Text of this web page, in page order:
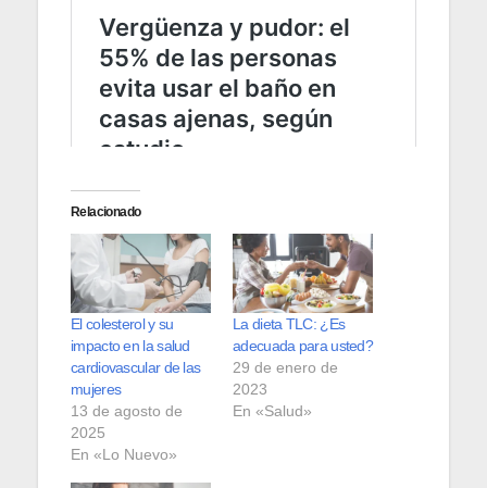
Relacionado
El colesterol y su
impacto en la salud
cardiovascular de las
mujeres
13 de agosto de
2025
En «Lo Nuevo»
La dieta TLC: ¿Es
adecuada para usted?
29 de enero de
2023
En «Salud»